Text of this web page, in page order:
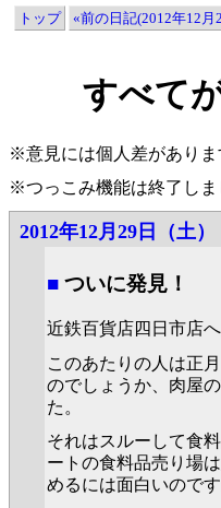
トップ «前の日記(2012年12月
すべて
※意見には個人差がありま
※つっこみ機能は終了しま
2012年12月29日（土）
■ ついに発見！
近鉄百貨店四日市店
このあたりの人は正
のでしょうか、肉屋
た。
それはスルーして食
ートの食料品売り場
めるには面白いのです